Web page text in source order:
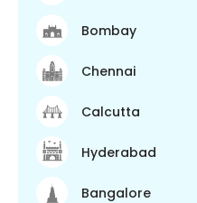
Bombay
Chennai
Calcutta
Hyderabad
Bangalore